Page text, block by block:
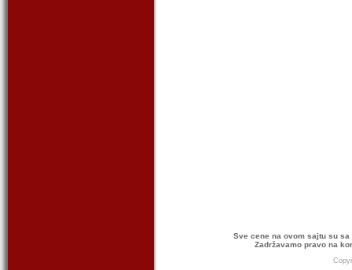
Sve cene na ovom sajtu su
Zadržavamo pravo na